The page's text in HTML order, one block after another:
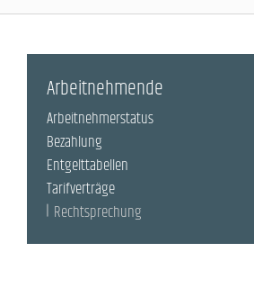
Arbeitnehmende
Arbeitnehmerstatus
Bezahlung
Entgelttabellen
Tarifverträge
Rechtsprechung